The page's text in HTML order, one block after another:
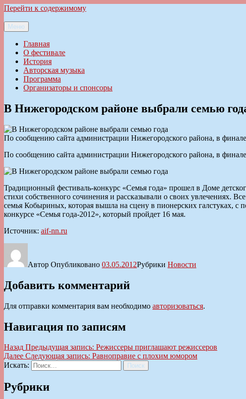
Перейти к содержимому
Ильменский фестиваль авторской песни
Меню
Главная
О фестивале
История
Авторская музыка
Программа
Организаторы и спонсоры
В Нижегородском районе выбрали семью
По сообщению сайта администрации Нижегородского района, в
По сообщению сайта администрации Нижегородского района, в
Традиционный фестиваль-конкурс «Семья года» прошел в Доме
стихи собственного сочинения и рассказывали о своих увлечениях.
семья Кобыриных, которая вышла на сцену в пионерских галстуках, с
конкурсе «Семья года-2012», который пройдет 16 мая.
Источник: aif-nn.ru
Автор Опубликовано 03.05.2012Рубрики Новости
Добавить комментарий
Для отправки комментария вам необходимо авторизоваться.
Навигация по записям
Назад Предыдущая запись: Режиссеры приглашают режиссеров
Далее Следующая запись: Равноправие с плохим юмором
Искать:
Поиск
Рубрики